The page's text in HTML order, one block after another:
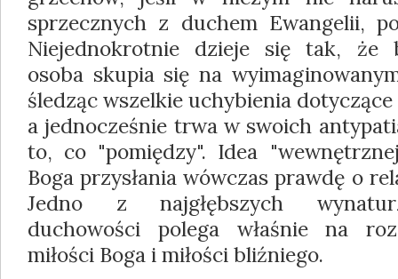
sprzecznych z duchem Ewangelii,
Niejednokrotnie dzieje się tak, że
osoba skupia się na
śledząc wszelkie uchybienia
a jednocześnie trwa w swoich
to, co "pomiędzy". Idea
Boga przysłania wówczas prawdę o
Jedno z najgłębszych
duchowości polega właśnie na
miłości Boga i miłości bliźniego.